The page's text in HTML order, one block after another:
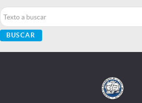
Buscar...
BUSCAR